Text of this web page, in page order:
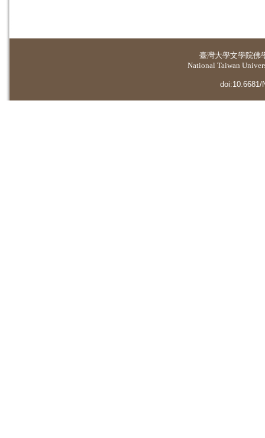
臺灣大學文學院佛
National Taiwan
doi:10.6681/